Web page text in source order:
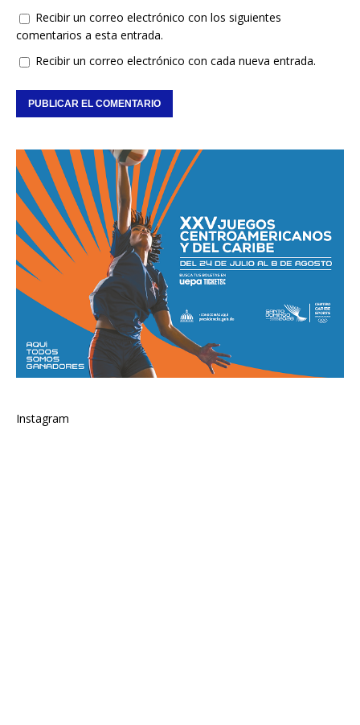
Recibir un correo electrónico con los siguientes
comentarios a esta entrada.
Recibir un correo electrónico con cada nueva entrada.
Instagram